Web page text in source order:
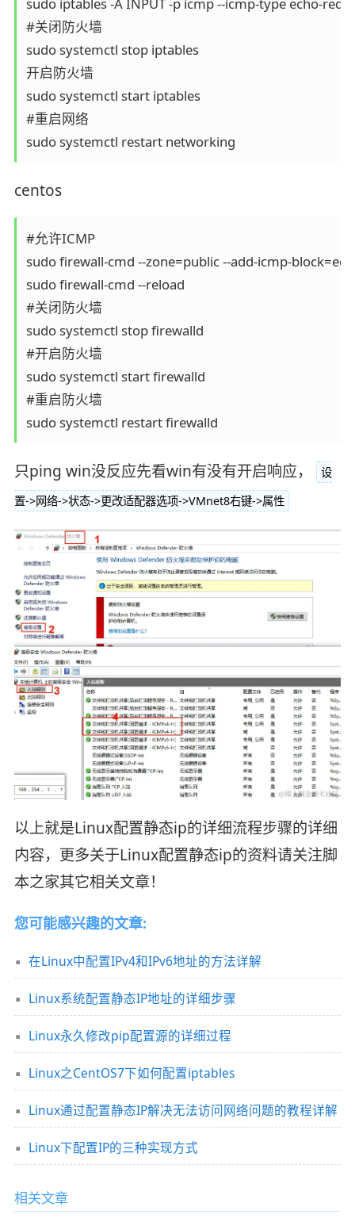
#关闭防火墙
sudo systemctl stop iptables
开启防火墙
sudo systemctl start iptables
#重启网络
centos
#允许ICMP
sudo firewall-cmd --zone=public --add-icmp-
sudo firewall-cmd --reload
#关闭防火墙
sudo systemctl stop firewalld
#开启防火墙
sudo systemctl start firewalld
#重启防火墙
只ping win没反应先看win有没有开启响应，
设
置->网络->状态->更改适配器选项->VMnet8右键->属性
以上就是Linux配置静态ip的详细流程步骤的详细
内容，更多关于Linux配置静态ip的资料请关注脚
本之家其它相关文章！
您可能感兴趣的文章:
在Linux中配置IPv4和IPv6地址的方法详解
Linux系统配置静态IP地址的详细步骤
Linux永久修改pip配置源的详细过程
Linux之CentOS7下如何配置iptables
Linux通过配置静态IP解决无法访问网络问题的教程详解
Linux下配置IP的三种实现方式
相关文章